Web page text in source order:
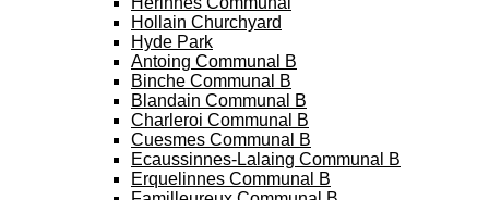
Hollain Churchyard
Hyde Park
Antoing Communal B
Binche Communal B
Blandain Communal B
Charleroi Communal B
Cuesmes Communal B
Ecaussinnes-Lalaing Communal B
Erquelinnes Communal B